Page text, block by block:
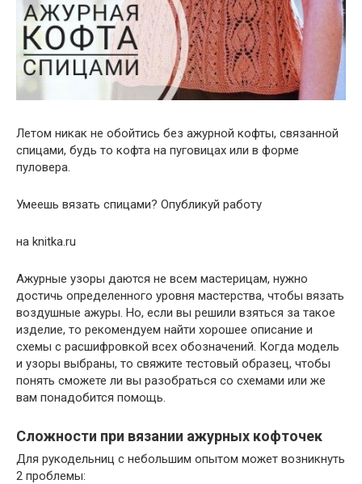
Летом никак не обойтись без ажурной кофты, связанной
спицами, будь то кофта на пуговицах или в форме
пуловера.
Умеешь вязать спицами? Опубликуй работу
на knitka.ru
Ажурные узоры даются не всем мастерицам, нужно
достичь определенного уровня мастерства, чтобы вязать
воздушные ажуры. Но, если вы решили взяться за такое
изделие, то рекомендуем найти хорошее описание и
схемы с расшифровкой всех обозначений. Когда модель
и узоры выбраны, то свяжите тестовый образец, чтобы
понять сможете ли вы разобраться со схемами или же
вам понадобится помощь.
Сложности при вязании ажурных кофточек
Для рукодельниц с небольшим опытом может возникнуть
2 проблемы: